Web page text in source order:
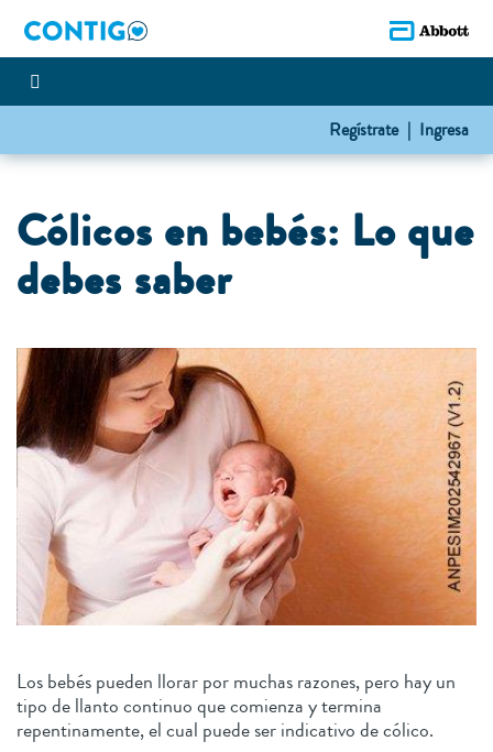
Regístrate | Ingresa
Cólicos en bebés: Lo que
debes saber
Los bebés pueden llorar por muchas razones, pero hay un
tipo de llanto continuo que comienza y termina
repentinamente, el cual puede ser indicativo de cólico.